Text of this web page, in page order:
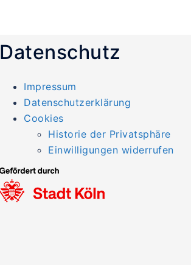
Datenschutz
Impressum
Datenschutzerklärung
Cookies
Historie der Privatsphäre
Einwilligungen widerrufen